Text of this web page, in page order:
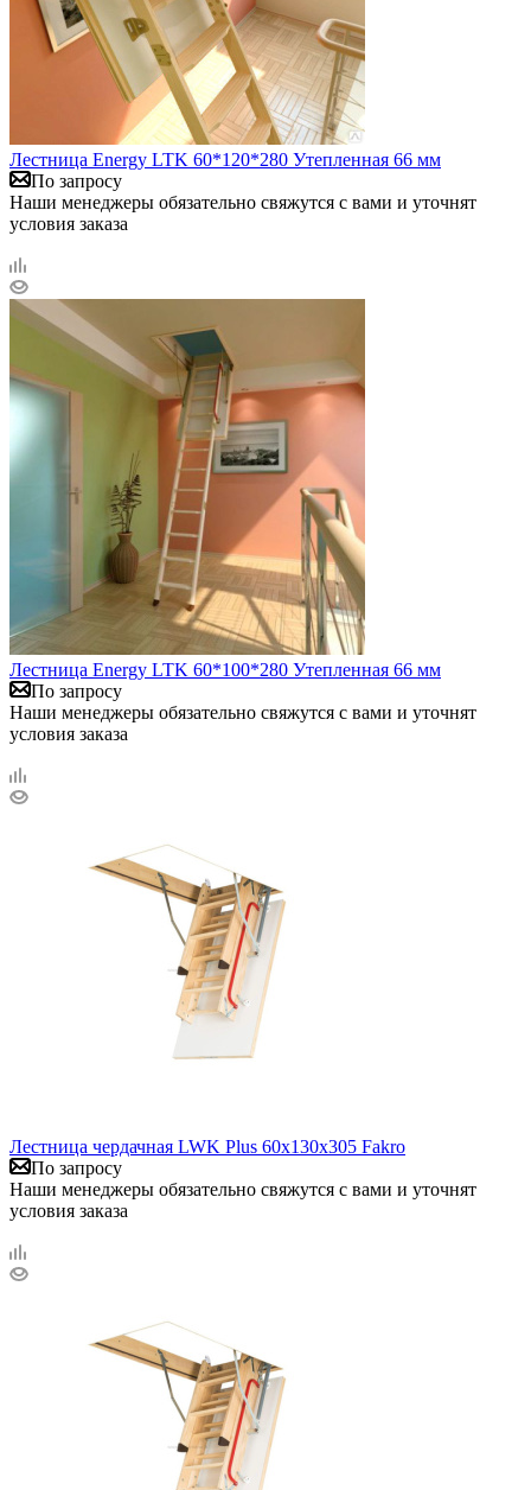
Лестница Energy LTK 60*120*280 Утепленная 66 мм
По запросу
Наши менеджеры обязательно свяжутся с вами и уточнят
условия заказа
Лестница Energy LTK 60*100*280 Утепленная 66 мм
По запросу
Наши менеджеры обязательно свяжутся с вами и уточнят
условия заказа
Лестница чердачная LWK Plus 60х130х305 Fakro
По запросу
Наши менеджеры обязательно свяжутся с вами и уточнят
условия заказа